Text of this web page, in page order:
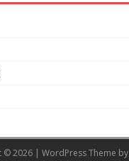
© 2026 | WordPress Theme by